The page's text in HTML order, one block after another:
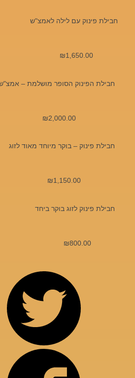
חבילת פינוק עם לילה לאמצ"ש
₪1,650.00
חבילת הפינוק הסופר מושלמת – אמצ"ש
₪2,000.00
חבילת פינוק – בוקר מיוחד מאוד לזוג
₪1,150.00
חבילת פינוק לזוג בוקר ביחד
₪800.00